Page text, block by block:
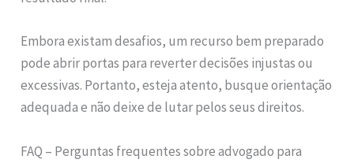
Embora existam desafios, um recurso bem preparado
pode abrir portas para reverter decisões injustas ou
excessivas. Portanto, esteja atento, busque orientação
adequada e não deixe de lutar pelos seus direitos.
FAQ – Perguntas frequentes sobre advogado para